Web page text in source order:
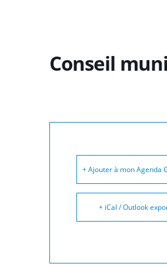
Conseil
+ Ajouter à mon Agenda
+ iCal / Outlook